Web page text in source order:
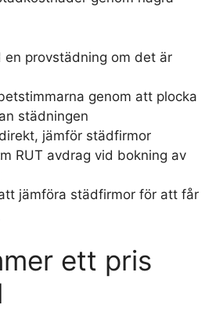
en provstädning om det är
genom att plocka
städningen
jämför städfirmor
RUT avdrag vid bokning av
jämföra städfirmor för att får
ett pris